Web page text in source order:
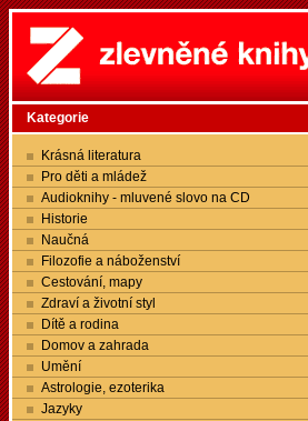
Kategorie
Krásná literatura
Pro děti a mládež
Audioknihy - mluvené slovo na CD
Historie
Naučná
Filozofie a náboženství
Cestování, mapy
Zdraví a životní styl
Dítě a rodina
Domov a zahrada
Umění
Astrologie, ezoterika
Jazyky